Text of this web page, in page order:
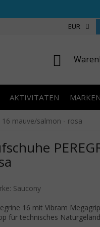
ÜBER UNS
EUR
AKTIVITÄTEN MARKEN
16 mauve/salmon - rosa
0,0 von 5 Sternen.
Saucony
16 mit Vibram
für technisches